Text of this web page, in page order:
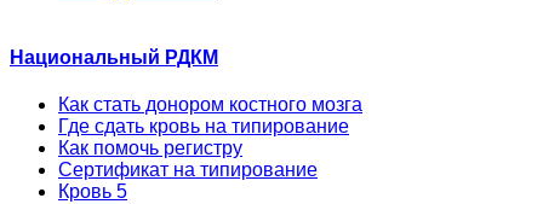
Национальный РДКМ
Как стать донором костного мозга
Где сдать кровь на типирование
Как помочь регистру
Сертификат на типирование
Кровь 5